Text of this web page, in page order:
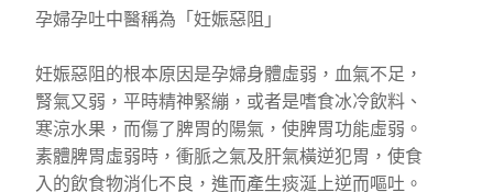
孕婦孕吐中醫稱為「妊娠惡阻」
妊娠惡阻的根本原因是孕婦身體虛弱，血氣不足，
腎氣又弱，平時精神緊繃，或者是嗜食冰冷飲料、
寒涼水果，而傷了脾胃的陽氣，使脾胃功能虛弱。
素體脾胃虛弱時，衝脈之氣及肝氣橫逆犯胃，使食
入的飲食物消化不良，進而產生痰涎上逆而嘔吐。